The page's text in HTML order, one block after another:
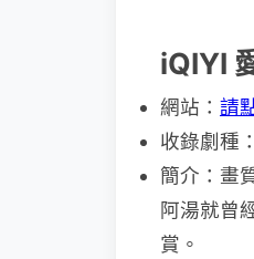
iQIYI
網站： 請
收錄劇種
簡介：畫
阿湯就曾
賞。